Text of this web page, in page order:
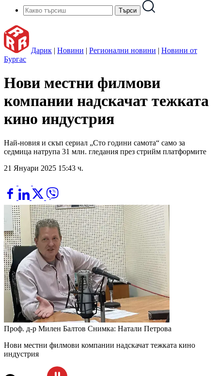
Дарик | Новини | Регионални новини | Новини от
Бургас
Нови местни филмови
компании надскачат тежката
кино индустрия
Най-новия и скъп сериал „Сто години самота“ само за
седмица натрупа 31 млн. гледания през стрийм платформите
21 Януари 2025 15:43 ч.
Проф. д-р Милен Балтов Снимка: Натали Петрова
Нови местни филмови компании надскачат тежката кино
индустрия